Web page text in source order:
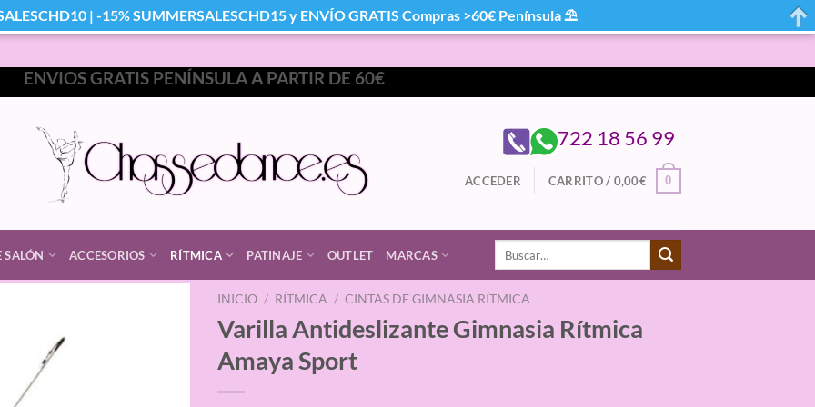
ENVIOS GRATIS PENÍNSULA A PARTIR DE 60€
722 18 56 99
ACCEDER CARRITO / 0,00€ 0
SALÓN ACCESORIOS RÍTMICA PATINAJE OUTLET MARCAS
Buscar
INICIO / RÍTMICA / CINTAS DE GIMNASIA RÍTMICA
Varilla Antideslizante Gimnasia Rítmica
Amaya Sport
| -15% SUMMERSALESCHD15 y ENVÍO GRATIS Compras >60€ Península ⛱